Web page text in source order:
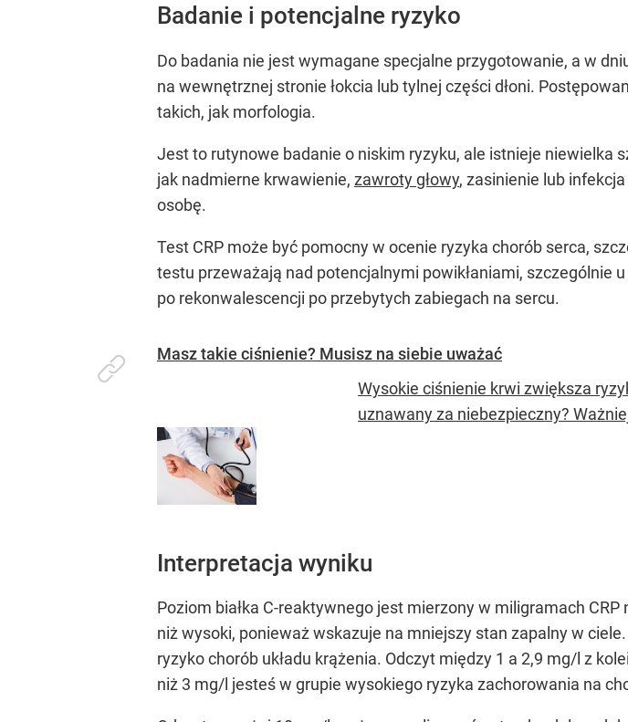
Badanie i potencjalne ryzyko
Do badania nie jest wymagane specjalne przygotowanie, a w
na wewnętrznej stronie łokcia lub tylnej części dłoni.
takich, jak morfologia.
Jest to rutynowe badanie o niskim ryzyku, ale istnieje niewielka
jak nadmierne krwawienie, zawroty głowy, zasinienie lub
osobę.
Test CRP może być pomocny w ocenie ryzyka chorób serca,
testu przeważają nad potencjalnymi powikłaniami, szczególnie
po rekonwalescencji po przebytych zabiegach na sercu.
Masz takie ciśnienie? Musisz na siebie uważać
Wysokie ciśnienie krwi zwiększa
uznawany za niebezpieczny?
Interpretacja wyniku
Poziom białka C-reaktywnego jest mierzony w miligramach
niż wysoki, ponieważ wskazuje na mniejszy stan zapalny w ciele.
ryzyko chorób układu krążenia. Odczyt między 1 a 2,9 mg/l z
niż 3 mg/l ​​jesteś w grupie wysokiego ryzyka zachorowania na